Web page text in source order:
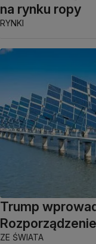
na rynku ropy
RYNKI
Trump
ZE ŚWIATA